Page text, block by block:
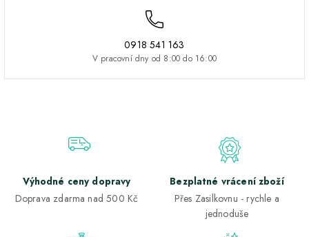
0918 541 163
V pracovní dny od 8:00 do 16:00
Výhodné ceny dopravy
Doprava zdarma nad 500 Kč
Bezplatné vrácení zboží
Přes Zasilkovnu - rychle a
jednoduše